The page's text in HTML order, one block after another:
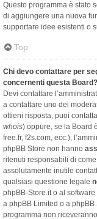
Questo programma è stato
di aggiungere una nuova
supportare idee esistenti o
Top
Chi devo contattare per
concernenti questa Board?
Devi contattare
a contattare uno dei
ottieni risposta, puoi
whois) oppure, se la Board
free.fr, f2s.com, ecc.),
phpBB Store non hanno
ritenuti responsabili di
assolutamente inutile
qualsiasi questione legale
phpBB-Store.it o al
a phpBB Limited o a
programma non